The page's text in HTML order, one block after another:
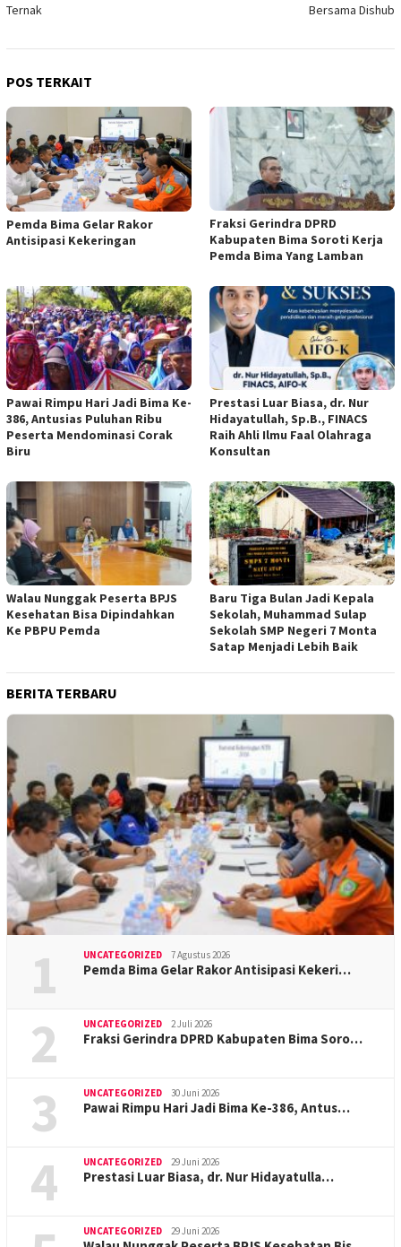
Ternak
Bersama Dishub
POS TERKAIT
Pemda Bima Gelar Rakor
Antisipasi Kekeringan
Fraksi Gerindra DPRD
Kabupaten Bima Soroti Kerja
Pemda Bima Yang Lamban
Pawai Rimpu Hari Jadi Bima Ke-
386, Antusias Puluhan Ribu
Peserta Mendominasi Corak
Biru
Prestasi Luar Biasa, dr. Nur
Hidayatullah, Sp.B., FINACS
Raih Ahli Ilmu Faal Olahraga
Konsultan
Walau Nunggak Peserta BPJS
Kesehatan Bisa Dipindahkan
Ke PBPU Pemda
Baru Tiga Bulan Jadi Kepala
Sekolah, Muhammad Sulap
Sekolah SMP Negeri 7 Monta
Satap Menjadi Lebih Baik
BERITA TERBARU
1 UNCATEGORIZED 7 Agustus 2026
Pemda Bima Gelar Rakor Antisipasi Kekeri…
2 UNCATEGORIZED 2 Juli 2026
Fraksi Gerindra DPRD Kabupaten Bima Soro…
3 UNCATEGORIZED 30 Juni 2026
Pawai Rimpu Hari Jadi Bima Ke-386, Antus…
4 UNCATEGORIZED 29 Juni 2026
Prestasi Luar Biasa, dr. Nur Hidayatulla…
UNCATEGORIZED 29 Juni 2026